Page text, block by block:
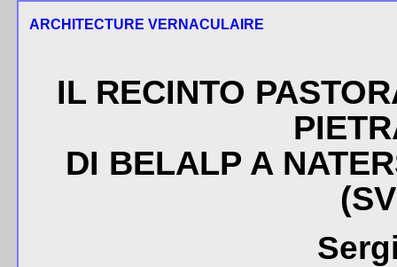
ARCHITECTURE VERNACULAIRE
IL RECINTO
DI BELALP A